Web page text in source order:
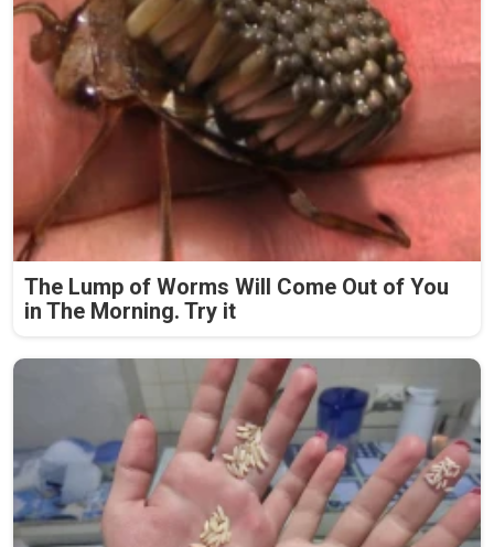
The Lump of Worms Will Come Out of You
in The Morning. Try it